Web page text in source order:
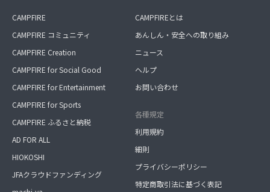
CAMPFIRE
CAMPFIRE コミュニティ
CAMPFIRE Creation
CAMPFIRE for Social Good
CAMPFIRE for Entertainment
CAMPFIRE for Sports
CAMPFIRE ふるさと納税
AD FOR ALL
HIOKOSHI
JFAクラウドファンディング
CAMPFIREとは
あんしん・安全への取り組み
ニュース
ヘルプ
お問い合わせ
各種規定
利用規約
細則
プライバシーポリシー
特定商取引法に基づく表記